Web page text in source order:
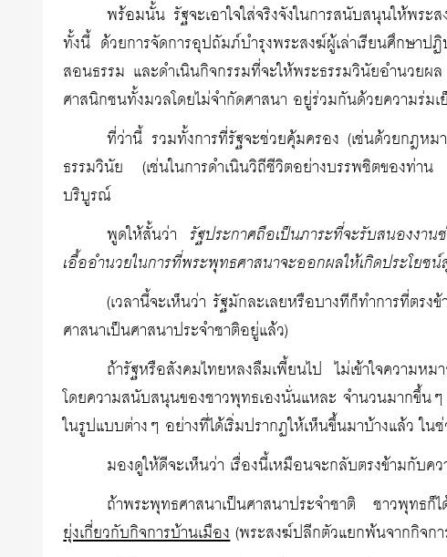
พร้อมนั้น รัฐจะเอาใจใส่จริงจังในการสนับสนุนให้พร
ทั้งนี้ ด้วยการจัดการอุปถัมภ์บำรุงพระสงฆ์ผู้เล่าเรียนศึกษาป
สอนธรรม และดำเนินกิจกรรมที่จะให้พระธรรมวินัยอำนวย
ศาสนิกชนทั้งมวลโดยไม่จำกัดศาสนา อยู่ร่วมกันด้วยความร่ม
ที่ว่านี้ รวมทั้งการที่รัฐจะช่วยคุ้มครอง (เช่นด้วยกฎห
ธรรมวินัย (เช่นในการดำเนินวิถีชีวิตอย่างบรรพชิตของท่า
บริบูรณ์
พูดให้สั้นว่า รัฐประกาศถือเป็นภาระที่จะรับสนองงา
เอื้ออำนวยในการที่พระพุทธศาสนาจะออกผลให้เกิดประโยช
(เวลานี้จะเห็นว่า รัฐมักละเลยหรือบางทีก็ทำการที่ตร
ศาสนาเป็นศาสนาประจำชาติอยู่แล้ว)
ถ้ารัฐหรือสังคมไทยหลงลืมเพี้ยนไป ไม่เข้าใจความ
โดยความสนับสนุนของชาวพุทธเองนั่นแหละ จำนวนมากขึ้
ในรูปแบบต่างๆ อย่างที่ได้เริ่มปรากฏให้เห็นขึ้นมาบ้างแล้ว ใ
มองดูให้ดีจะเห็นว่า เรื่องนี้เหมือนจะกลับตรงข้ามกับค
ถ้าพระพุทธศาสนาเป็นศาสนาประจำชาติ ชาวพุทธก็
ยุ่งเกี่ยวกับกิจการบ้านเมือง(พระสงฆ์ปลีกตัวแยกพ้นจากกิจกา